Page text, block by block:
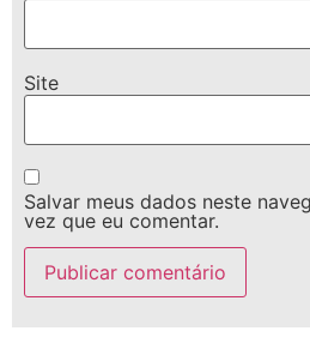
Site
Salvar meus dados neste
vez que eu comentar.